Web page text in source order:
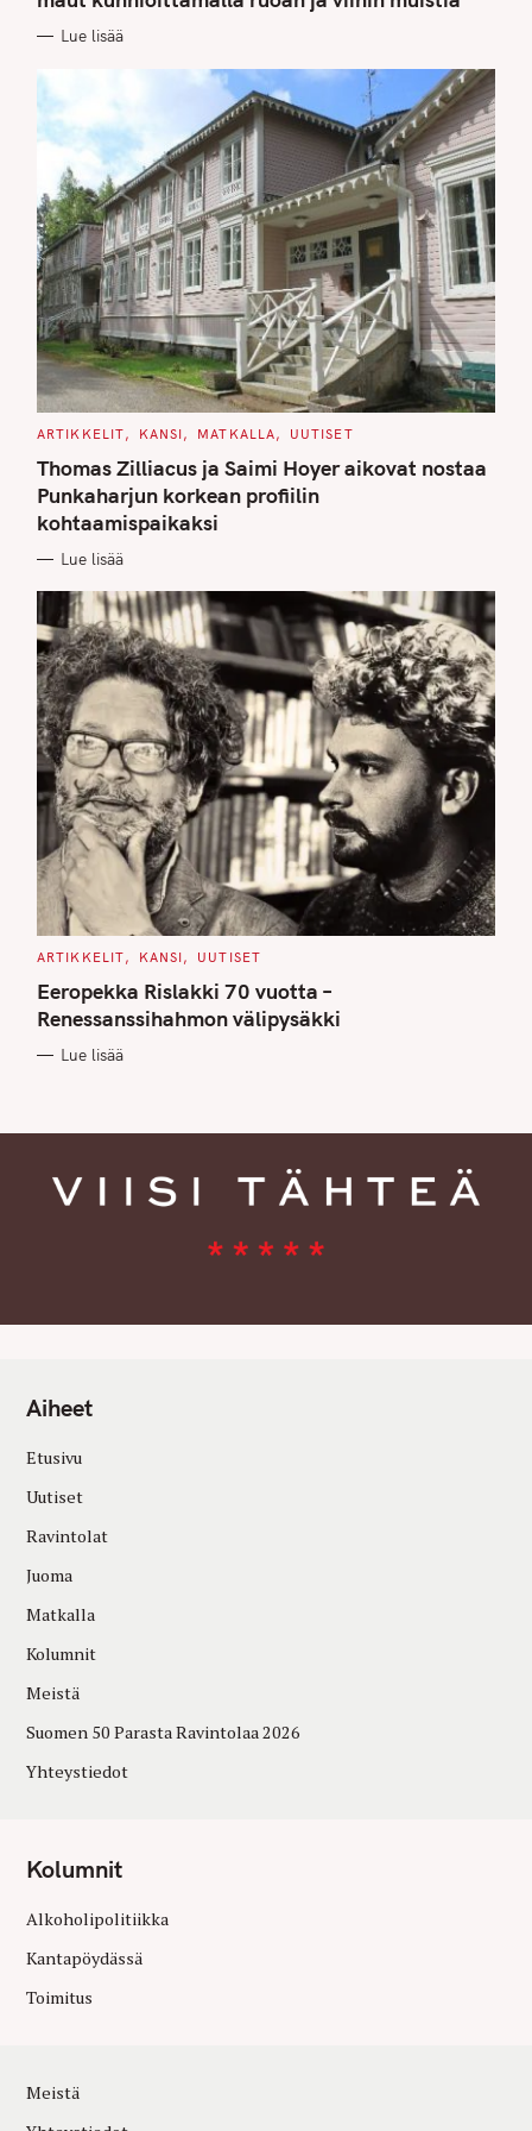
O
I
Lue lisää
C
T
E
G
O
R
I
S
ARTIKKELIT KANSI MATKALLA UUTISET
Thomas Zilliacus ja Saimi Hoyer aikovat nostaa
Punkaharjun korkean profiilin
kohtaamispaikaksi
Lue lisää
C
T
E
G
O
I
ARTIKKELIT KANSI UUTISET
Eeropekka Rislakki 70 vuotta –
Renessanssihahmon välipysäkki
Lue lisää
Aiheet
Etusivu
Uutiset
Ravintolat
Juoma
Matkalla
Kolumnit
Meistä
Suomen 50 Parasta Ravintolaa 2026
Yhteystiedot
Kolumnit
Alkoholipolitiikka
Kantapöydässä
Toimitus
Meistä